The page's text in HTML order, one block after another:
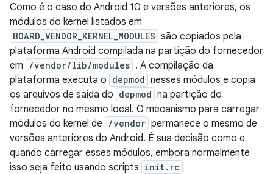
Como é o caso do Android 10 e versões anteriores, os
módulos do kernel listados em
BOARD_VENDOR_KERNEL_MODULES são copiados pela
plataforma Android compilada na partição do fornecedor
em
/vendor/lib/modules . A compilação da
plataforma executa o depmod nesses módulos e copia
os arquivos de saída do depmod na partição do
fornecedor no mesmo local. O mecanismo para carregar
módulos do kernel de
/vendor permanece o mesmo de
versões anteriores do Android. É sua decisão como e
quando carregar esses módulos, embora normalmente
isso seja feito usando scripts init.rc